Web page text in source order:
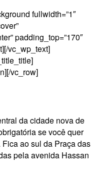
fullwidth=”1″
padding_top=”170″
vc_wp_text]
vc_row]
da cidade nova de
se você quer
ao sul da Praça das
pela avenida Hassan